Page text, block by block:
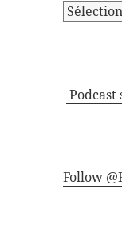
Thèmes
Podcast
Follow